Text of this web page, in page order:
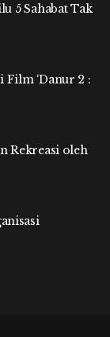
5 Sahabat Tak
Film ‘Danur 2 :
Rekreasi oleh